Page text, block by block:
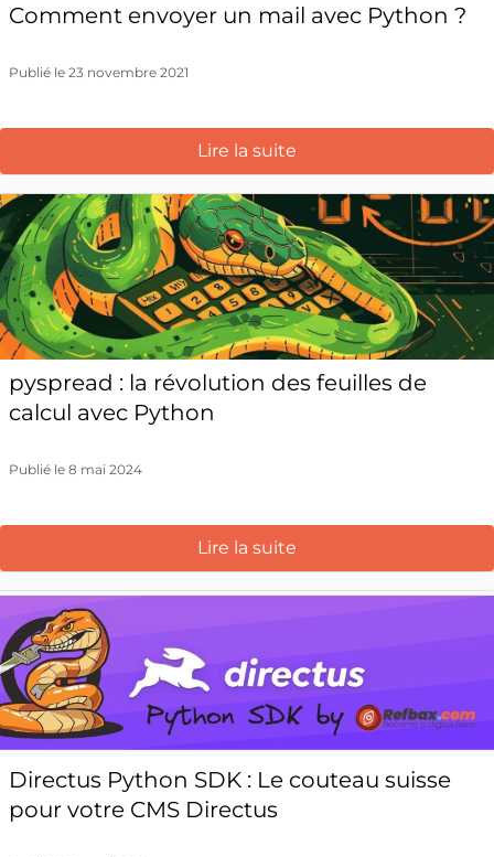
Comment envoyer un mail avec Python ?
Publié le 23 novembre 2021
Lire la suite
pyspread : la révolution des feuilles de
calcul avec Python
Publié le 8 mai 2024
Lire la suite
Directus Python SDK : Le couteau suisse
pour votre CMS Directus